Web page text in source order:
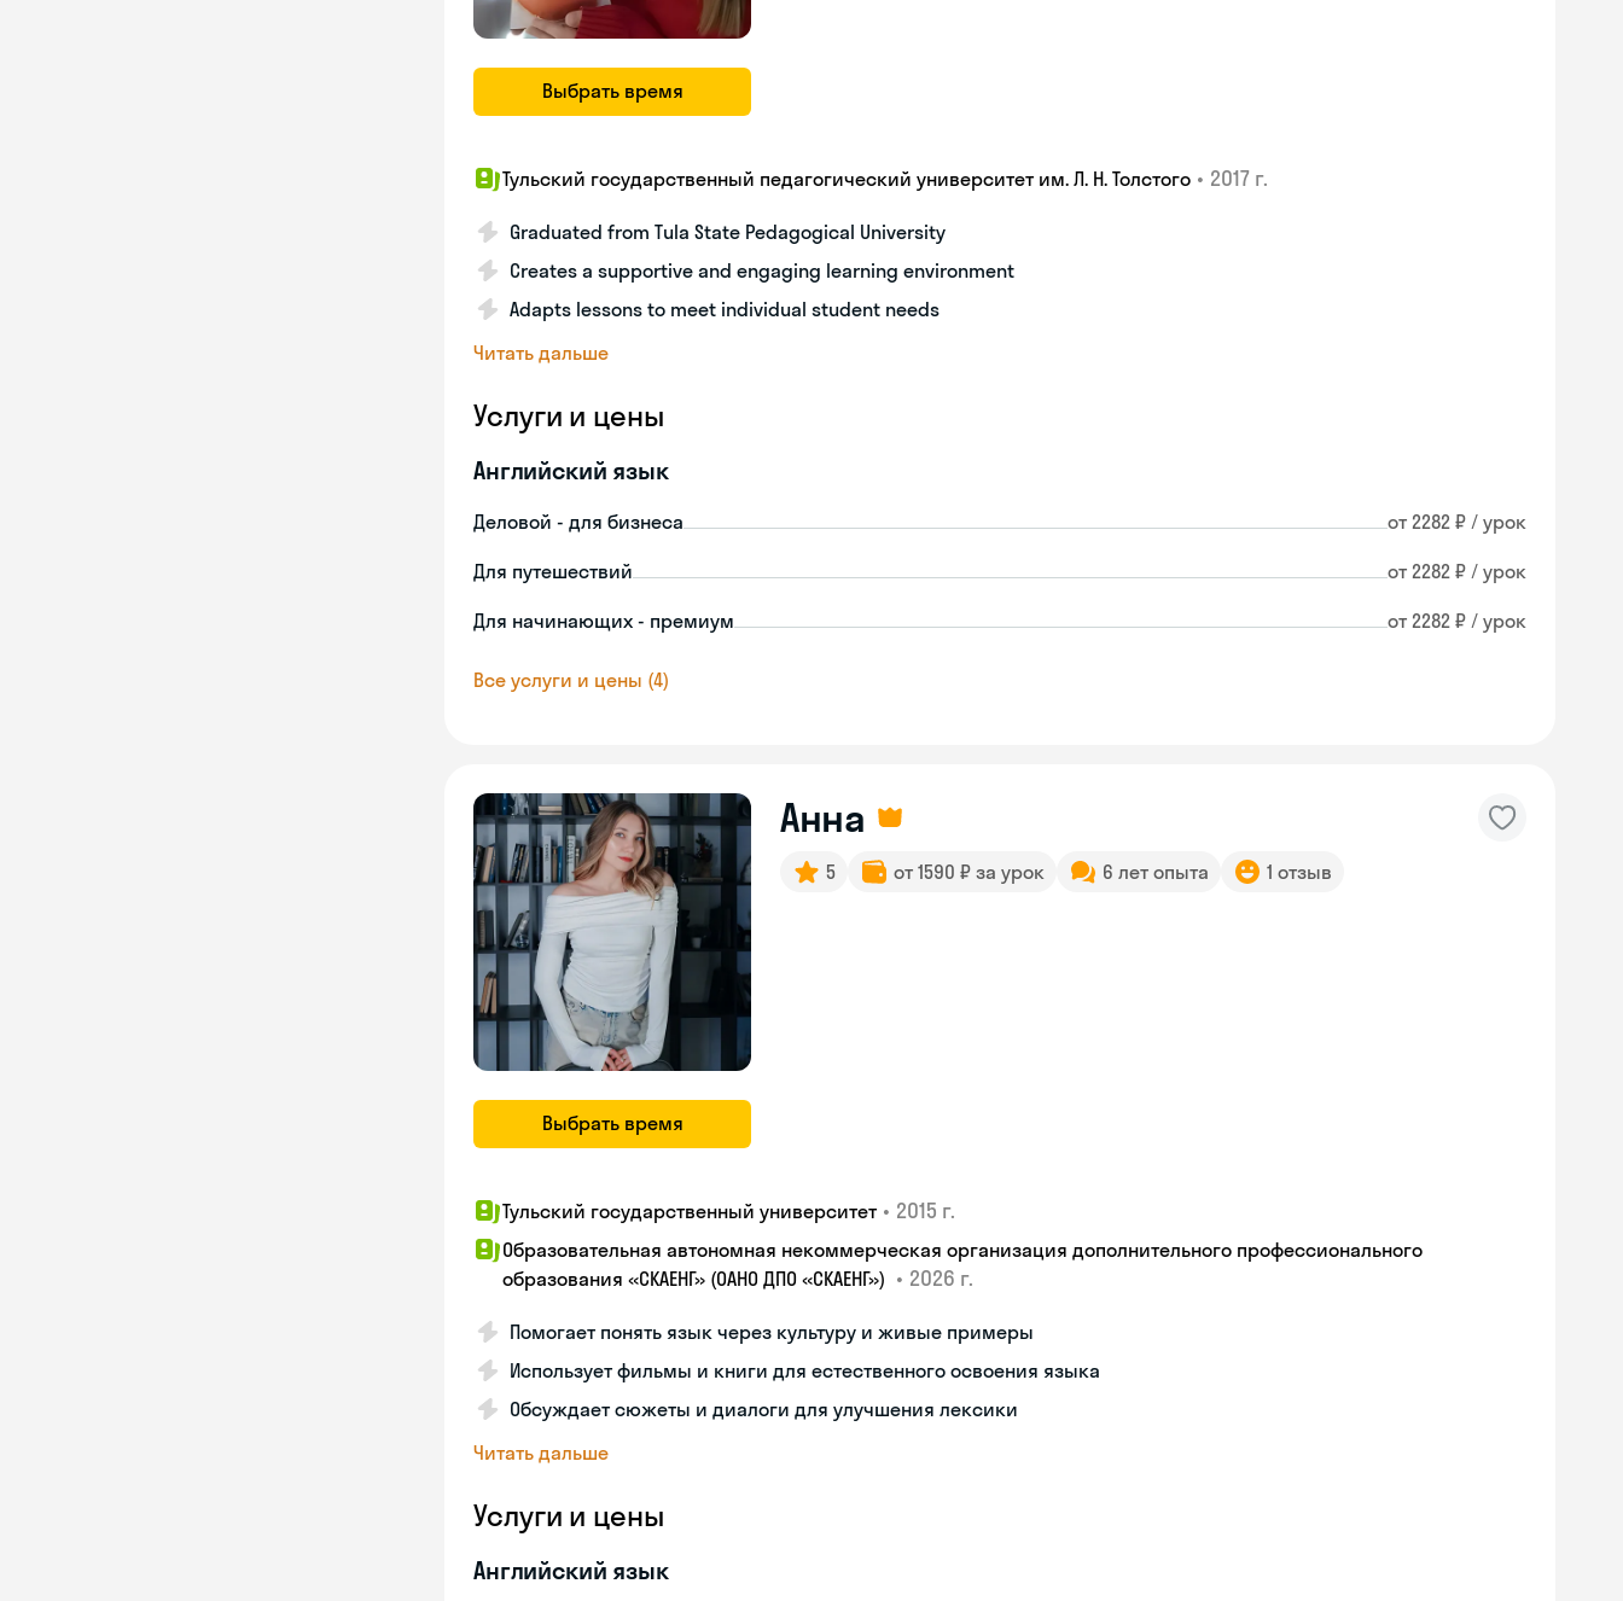
Выбрать время
Тульский государственный педагогический университет им. Л. Н. Толстого • 2017 г.
Graduated from Tula State Pedagogical University
Creates a supportive and engaging learning environment
Adapts lessons to meet individual student needs
Читать дальше
Услуги и цены
Английский язык
Деловой - для бизнеса от 2282 ₽ / урок
Для путешествий от 2282 ₽ / урок
Для начинающих - премиум от 2282 ₽ / урок
Все услуги и цены (4)
Выбрать время
Анна
5 от 1590 ₽ за урок 6 лет опыта 1 отзыв
Тульский государственный университет • 2015 г.
Образовательная автономная некоммерческая организация дополнительного профессионального
образования «СКАЕНГ» (ОАНО ДПО «СКАЕНГ») • 2026 г.
Помогает понять язык через культуру и живые примеры
Использует фильмы и книги для естественного освоения языка
Обсуждает сюжеты и диалоги для улучшения лексики
Читать дальше
Услуги и цены
Английский язык